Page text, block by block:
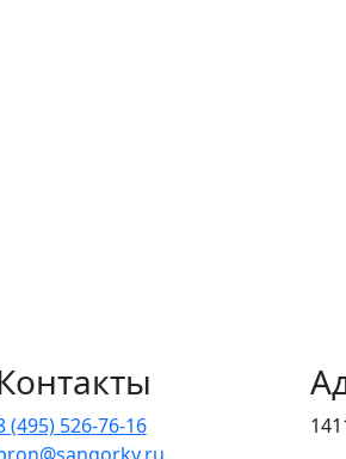
(495) 526-76-16